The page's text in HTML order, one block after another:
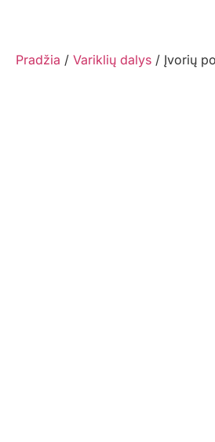
Pradžia / Variklių dalys/ Įvorių